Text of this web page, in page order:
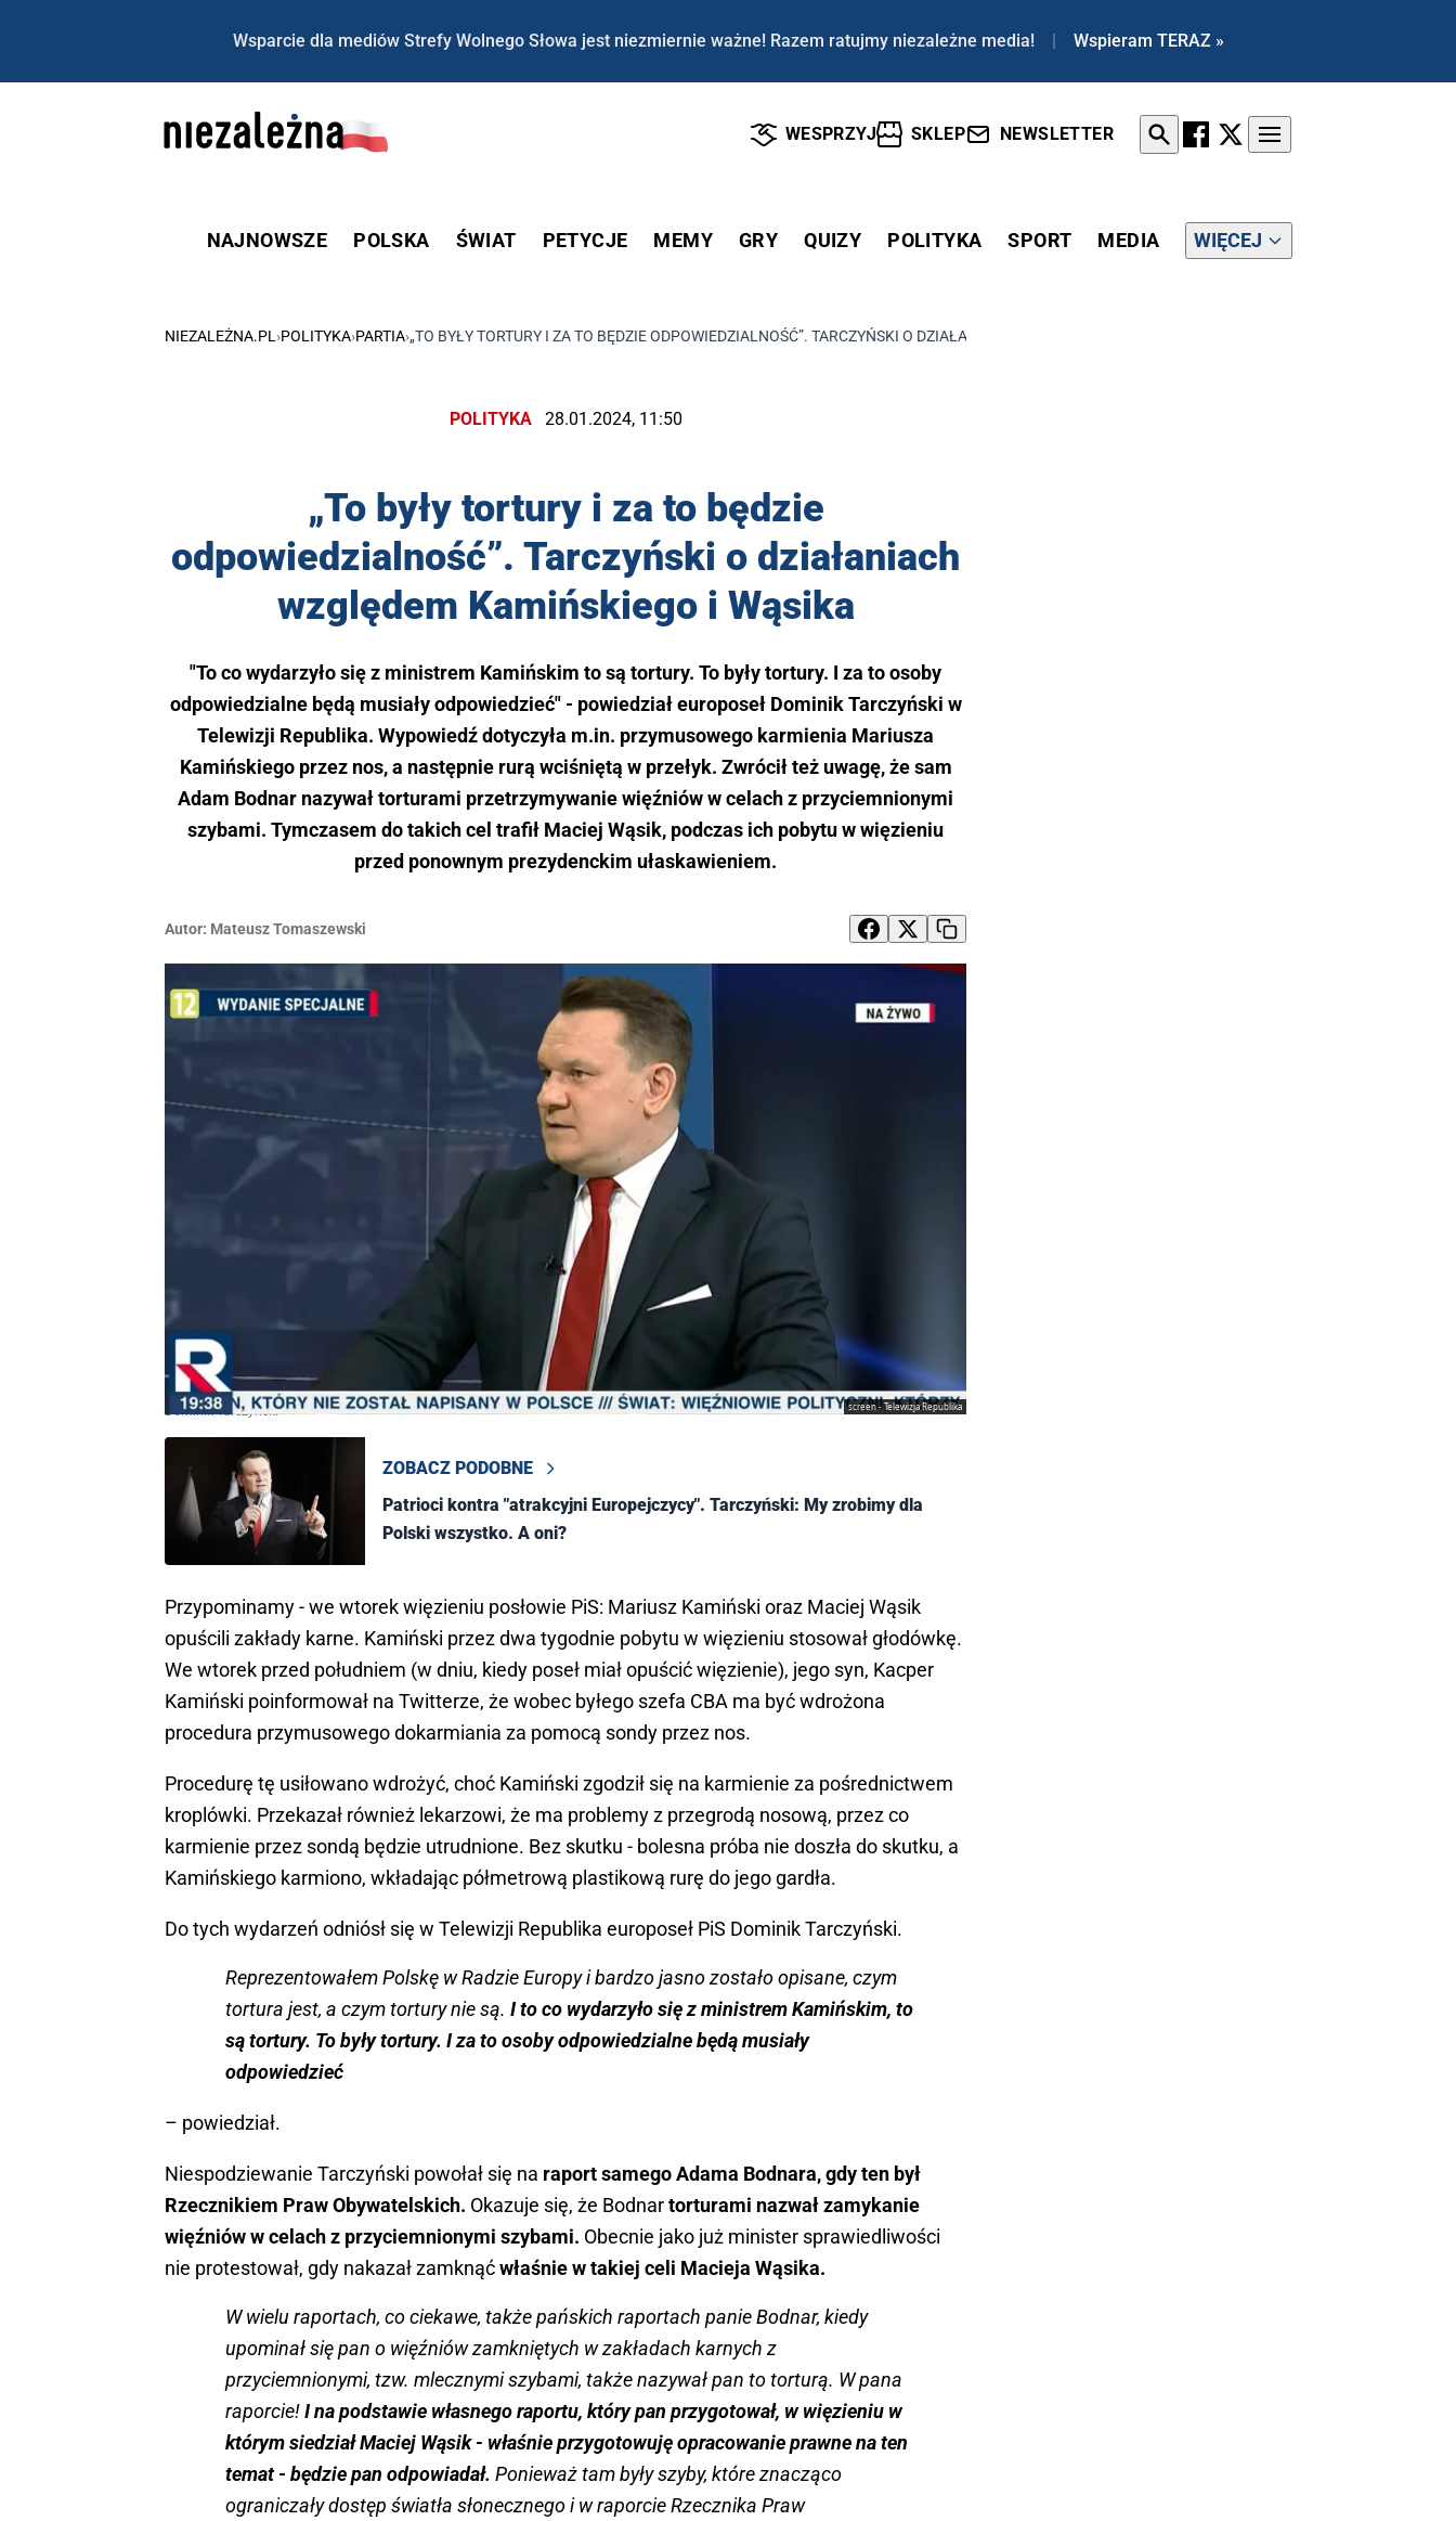
Wsparcie dla mediów Strefy Wolnego Słowa jest niezmiernie ważne! Razem ratujmy niezależne media! | Wspieram TERAZ »
WESPRZYJ SKLEP NEWSLETTER
NAJNOWSZE POLSKA ŚWIAT PETYCJE MEMY GRY QUIZY POLITYKA SPORT MEDIA WIĘCEJ
NIEZALEŻNA.PL ›POLITYKA›PARTIA›„TO BYŁY TORTURY I ZA TO BĘDZIE ODPOWIEDZIALNOŚĆ”. TARCZYŃSKI O DZIAŁANIACH WZGLĘDEM KAMIŃSKIEGO I WĄSIKA
POLITYKA 28.01.2024, 11:50
„To były tortury i za to będzie
odpowiedzialność”. Tarczyński o działaniach
względem Kamińskiego i Wąsika
"To co wydarzyło się z ministrem Kamińskim to są tortury. To były tortury. I za to osoby
odpowiedzialne będą musiały odpowiedzieć" - powiedział europoseł Dominik Tarczyński w
Telewizji Republika. Wypowiedź dotyczyła m.in. przymusowego karmienia Mariusza
Kamińskiego przez nos, a następnie rurą wciśniętą w przełyk. Zwrócił też uwagę, że sam
Adam Bodnar nazywał torturami przetrzymywanie więźniów w celach z przyciemnionymi
szybami. Tymczasem do takich cel trafił Maciej Wąsik, podczas ich pobytu w więzieniu
przed ponownym prezydenckim ułaskawieniem.
Autor: Mateusz Tomaszewski
screen - Telewizja Republika
Dominik Tarczyński
ZOBACZ PODOBNE
Patrioci kontra "atrakcyjni Europejczycy". Tarczyński: My zrobimy dla
Polski wszystko. A oni?
Przypominamy - we wtorek więzieniu posłowie PiS: Mariusz Kamiński oraz Maciej Wąsik
opuścili zakłady karne. Kamiński przez dwa tygodnie pobytu w więzieniu stosował głodówkę.
We wtorek przed południem (w dniu, kiedy poseł miał opuścić więzienie), jego syn, Kacper
Kamiński poinformował na Twitterze, że wobec byłego szefa CBA ma być wdrożona
procedura przymusowego dokarmiania za pomocą sondy przez nos.
Procedurę tę usiłowano wdrożyć, choć Kamiński zgodził się na karmienie za pośrednictwem
kroplówki. Przekazał również lekarzowi, że ma problemy z przegrodą nosową, przez co
karmienie przez sondą będzie utrudnione. Bez skutku - bolesna próba nie doszła do skutku, a
Kamińskiego karmiono, wkładając półmetrową plastikową rurę do jego gardła.
Do tych wydarzeń odniósł się w Telewizji Republika europoseł PiS Dominik Tarczyński.
Reprezentowałem Polskę w Radzie Europy i bardzo jasno zostało opisane, czym
tortura jest, a czym tortury nie są. I to co wydarzyło się z ministrem Kamińskim, to
są tortury. To były tortury. I za to osoby odpowiedzialne będą musiały
odpowiedzieć
– powiedział.
Niespodziewanie Tarczyński powołał się na raport samego Adama Bodnara, gdy ten był
Rzecznikiem Praw Obywatelskich. Okazuje się, że Bodnartorturami nazwał zamykanie
więźniów w celach z przyciemnionymi szybami. Obecnie jako już minister sprawiedliwości
nie protestował, gdy nakazał zamknąćwłaśnie w takiej celi Macieja Wąsika.
W wielu raportach, co ciekawe, także pańskich raportach panie Bodnar, kiedy
upominał się pan o więźniów zamkniętych w zakładach karnych z
przyciemnionymi, tzw. mlecznymi szybami, także nazywał pan to torturą. W pana
raporcie!I na podstawie własnego raportu, który pan przygotował, w więzieniu w
którym siedział Maciej Wąsik - właśnie przygotowuję opracowanie prawne na ten
temat - będzie pan odpowiadał. Ponieważ tam były szyby, które znacząco
ograniczały dostęp światła słonecznego i w raporcie Rzecznika Praw